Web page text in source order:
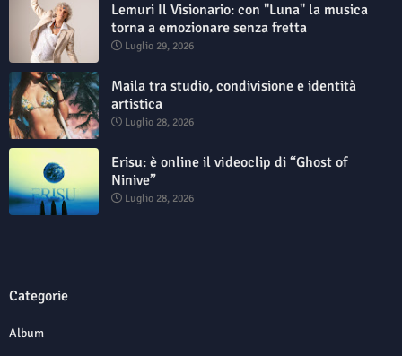
Lemuri Il Visionario: con "Luna" la musica
torna a emozionare senza fretta
Luglio 29, 2026
Maila tra studio, condivisione e identità
artistica
Luglio 28, 2026
Erisu: è online il videoclip di “Ghost of
Ninive”
Luglio 28, 2026
Categorie
Album